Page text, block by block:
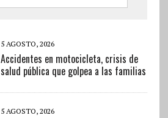
5 AGOSTO, 2026
Accidentes en motocicleta, crisis de
salud pública que golpea a las familias
5 AGOSTO, 2026